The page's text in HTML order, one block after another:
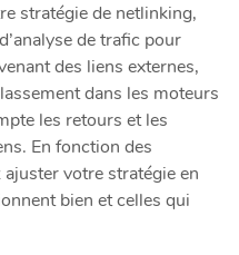
stratégie de netlinking,
de trafic pour
des liens externes,
dans les moteurs
les retours et les
En fonction des
votre stratégie en
bien et celles qui